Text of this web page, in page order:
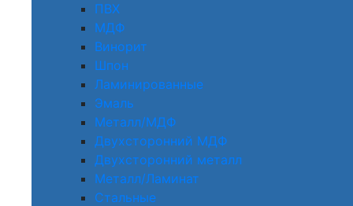
ПВХ
МДФ
Винорит
Шпон
Ламинированные
Эмаль
Металл/МДФ
Двухсторонний МДФ
Двухсторонний металл
Металл/Ламинат
Стальные